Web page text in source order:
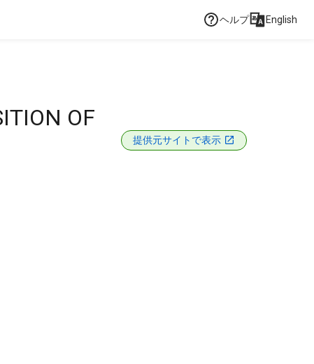
ヘルプ English
OF
提供元サイトで表示